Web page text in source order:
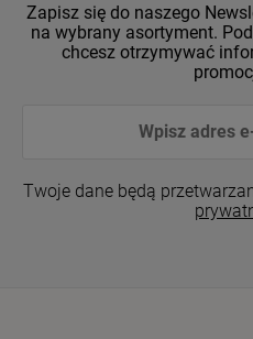
Zapisz się do naszego
na wybrany asortyment.
chcesz otrzymywać
Twoje dane będą